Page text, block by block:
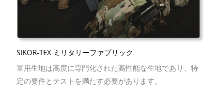
SIKOR-TEX ミリタリーファブリック
軍用生地は高度に専門化された高性能な生地であり、特
定の要件とテストを満たす必要があります。